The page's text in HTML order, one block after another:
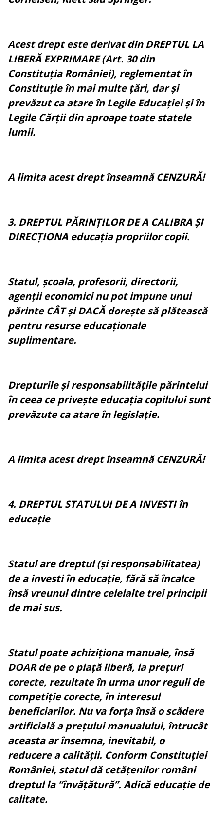
Acest drept este derivat din DREPTUL LA
LIBERĂ EXPRIMARE (Art. 30 din
Constituția României), reglementat în
Constituție în mai multe țări, dar și
prevăzut ca atare în Legile Educației și în
Legile Cărții din aproape toate statele
lumii.
A limita acest drept înseamnă CENZURĂ!
3. DREPTUL PĂRINȚILOR DE A CALIBRA ȘI
DIRECȚIONA educația propriilor copii.
Statul, școala, profesorii, directorii,
agenții economici nu pot impune unui
părinte CÂT și DACĂ dorește să plătească
pentru resurse educaționale
suplimentare.
Drepturile și responsabilitățile părintelui
în ceea ce privește educația copilului sunt
prevăzute ca atare în legislație.
A limita acest drept înseamnă CENZURĂ!
4. DREPTUL STATULUI DE A INVESTI în
educație
Statul are dreptul (și responsabilitatea)
de a investi în educație, fără să încalce
însă vreunul dintre celelalte trei principii
de mai sus.
Statul poate achiziționa manuale, însă
DOAR de pe o piață liberă, la prețuri
corecte, rezultate în urma unor reguli de
competiție corecte, în interesul
beneficiarilor. Nu va forța însă o scădere
artificială a prețului manualului, întrucât
aceasta ar însemna, inevitabil, o
reducere a calității. Conform Constituției
României, statul dă cetățenilor români
dreptul la “învățătură”. Adică educație de
calitate.